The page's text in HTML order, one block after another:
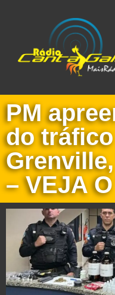
PM
do
– VEJA